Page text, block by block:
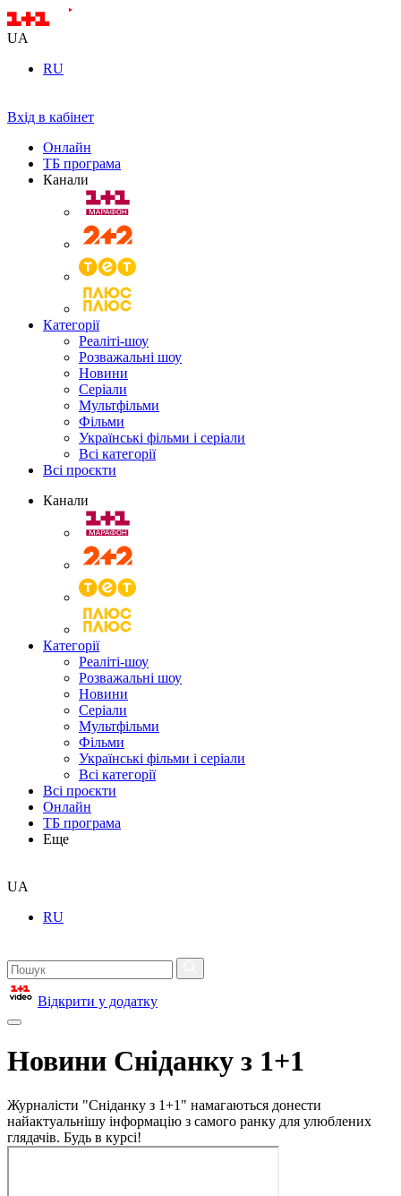
UA
RU
Вхід в кабінет
Онлайн
ТБ програма
Канали
Категорії
Реаліті-шоу
Розважальні шоу
Новини
Серіали
Мультфільми
Фільми
Українські фільми і серіали
Всі категорії
Всі проєкти
Канали
Категорії
Реаліті-шоу
Розважальні шоу
Новини
Серіали
Мультфільми
Фільми
Українські фільми і серіали
Всі категорії
Всі проєкти
Онлайн
ТБ програма
Еще
UA
RU
Відкрити у додатку
Новини Сніданку з 1+1
Журналісти "Сніданку з 1+1" намагаються донести
найактуальнішу інформацію з самого ранку для улюблених
глядачів. Будь в курсі!